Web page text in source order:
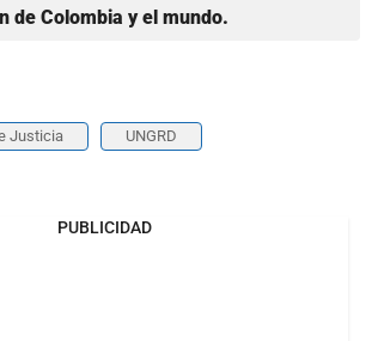
de Colombia y el mundo.
Justicia UNGRD
PUBLICIDAD